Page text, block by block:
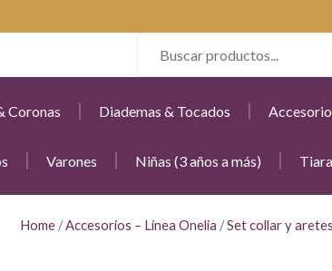
Coronas Diademas & Tocados
Varones Niñas (3 años a más)
Home/Accesorios – Línea Onelia /Set collar y aretes